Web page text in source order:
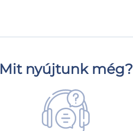
Mit nyújtunk még?